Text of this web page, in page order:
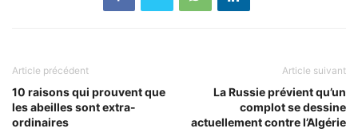
Article précédent
10 raisons qui prouvent que
les abeilles sont extra-
ordinaires
Article suivant
La Russie prévient qu’un
complot se dessine
actuellement contre l’Algérie